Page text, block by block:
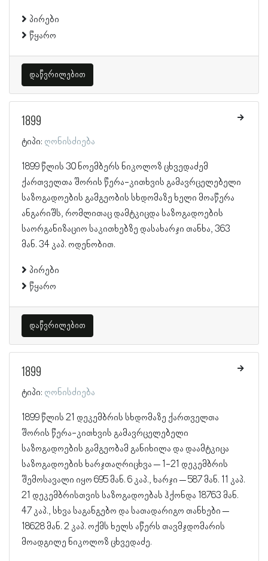
პირები
წყარო
დაწვრილებით
1899
ტიპი: ღონისძიება
1899 წლის 30 ნოემბერს ნიკოლოზ ცხვედაძემ
ქართველთა შორის წერა-კითხვის გამავრცელებელი
საზოგადოების გამგეობის სხდომაზე ხელი მოაწერა
ანგარიშს, რომლითაც დამტკიცდა საზოგადოების
საორგანიზაციო საკითხებზე დასახარჯი თანხა, 363
მან. 34 კაპ. ოდენობით.
პირები
წყარო
დაწვრილებით
1899
ტიპი: ღონისძიება
1899 წლის 21 დეკემბრის სხდომაზე ქართველთა
შორის წერა-კითხვის გამავრცელებელი
საზოგადოების გამგეობამ განიხილა და დაამტკიცა
საზოგადოების ხარჯთაღრიცხვა – 1-21 დეკემბრის
შემოსავალი იყო 695 მან. 6 კაპ., ხარჯი – 587 მან. 11 კაპ.
21 დეკემბრისთვის საზოგადოებას ჰქონდა 18763 მან.
47 კაპ., სხვა საგანგებო და სათადარიგო თანხები –
18628 მან. 2 კაპ. ოქმს ხელს აწერს თავმჯდომარის
მოადგილე ნიკოლოზ ცხვედაძე.